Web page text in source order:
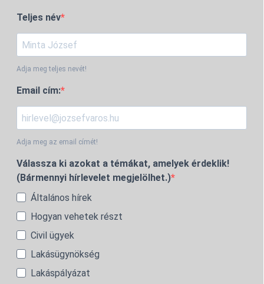
Teljes név
Adja meg teljes nevét!
Email cím:
Adja meg az email címét!
Válassza ki azokat a témákat, amelyek érdeklik!
(Bármennyi hírlevelet megjelölhet.)
Általános hírek
Hogyan vehetek részt
Civil ügyek
Lakásügynökség
Lakáspályázat